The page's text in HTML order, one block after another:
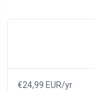
€24,99 EUR/yr